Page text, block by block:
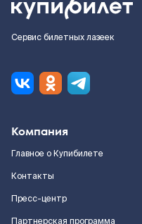
Сервис билетных лазеек
Компания
Главное о Купибилете
Контакты
Пресс-центр
Партнерская программа